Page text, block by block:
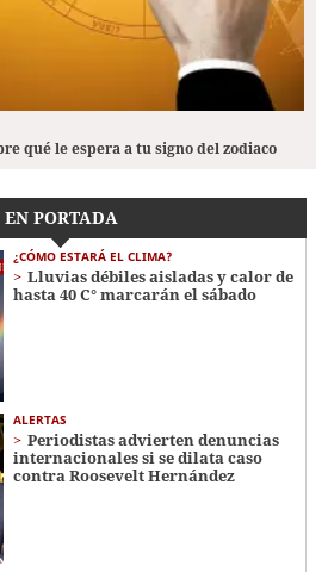
qué le espera a tu signo del zodiaco
EN PORTADA
¿CÓMO ESTARÁ EL CLIMA?
Lluvias débiles aisladas y calor de
hasta 40 C° marcarán el sábado
ALERTAS
Periodistas advierten denuncias
internacionales si se dilata caso
contra Roosevelt Hernández